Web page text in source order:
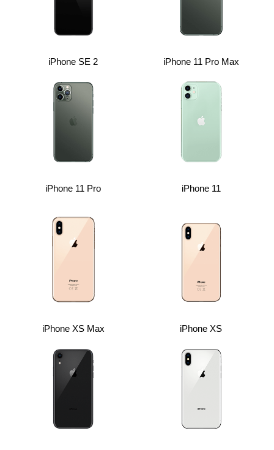
iPhone SE 2 iPhone 11 Pro Max
iPhone 11 Pro iPhone 11
iPhone XS Max iPhone XS